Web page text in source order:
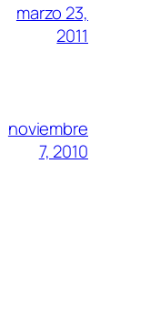
marzo 23,
2011
noviembre
7, 2010